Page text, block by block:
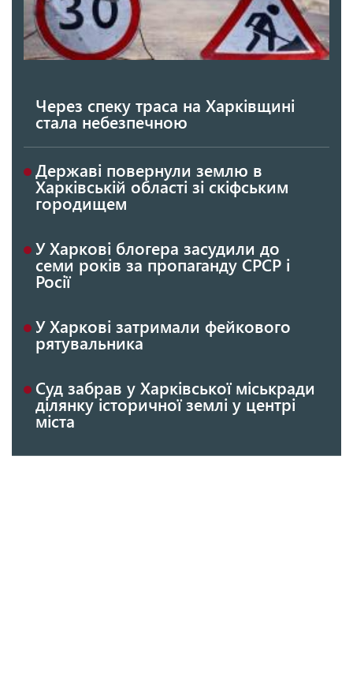
Через спеку траса на Харківщині
стала небезпечною
Державі повернули землю в
Харківській області зі скіфським
городищем
У Харкові блогера засудили до
семи років за пропаганду СРСР і
Росії
У Харкові затримали фейкового
рятувальника
Суд забрав у Харківської міськради
ділянку історичної землі у центрі
міста